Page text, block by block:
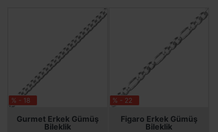
% - 18
Gurmet Erkek Gümüş
Bileklik
SEPETE EKLE
% - 22
Figaro Erkek Gümüş
Bileklik
SEPETE EKLE